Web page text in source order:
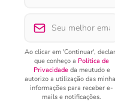
Ao clicar em 'Continuar',
que conheço a Política de
Privacidadeda meutudo e
autorizo a utilização das
informações para receber e-
mails e notificações.